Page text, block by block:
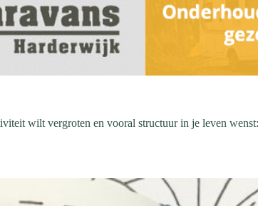
wilt vergroten en vooral structuur in je leven